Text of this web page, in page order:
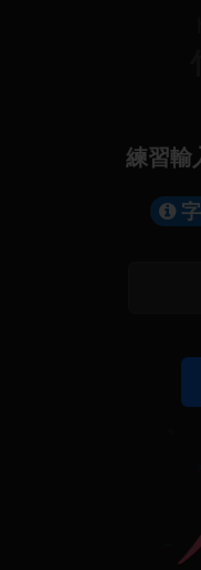
練習輸